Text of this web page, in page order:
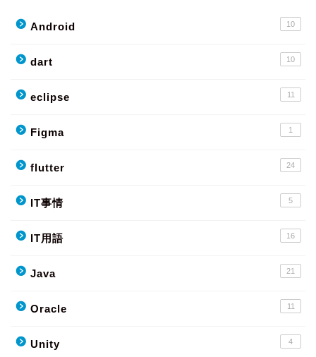
Android 10
dart 10
eclipse 11
Figma 1
flutter 24
IT事情 5
IT用語 16
Java 21
Oracle 11
Unity 4